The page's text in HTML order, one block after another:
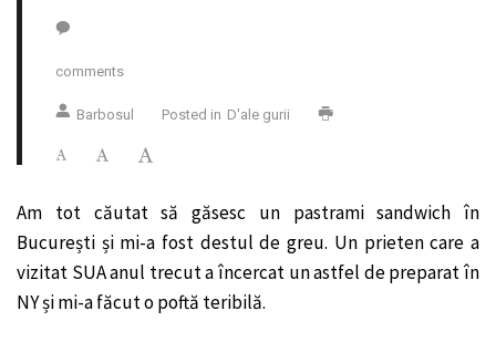
comments
Barbosul Posted in D'ale gurii
Am tot căutat să găsesc un pastrami sandwich în
București și mi-a fost destul de greu. Un prieten care a
vizitat SUA anul trecut a încercat un astfel de preparat în
NY și mi-a făcut o poftă teribilă.